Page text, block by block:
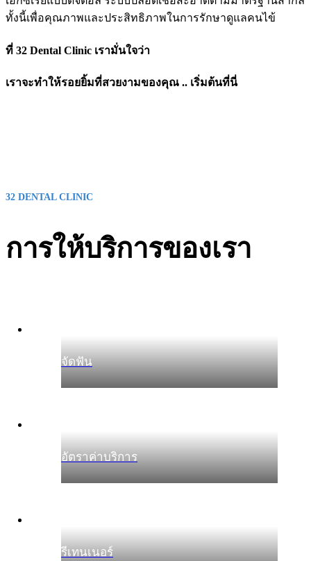
ทั้งนี้เพื่อคุณภาพและประสิทธิภาพในการรักษาดูแลคนไข้
ที่ 32 Dental Clinic เรามั่นใจว่า
เราจะทำให้รอยยิ้มที่สวยงามของคุณ .. เริ่มต้นที่นี่
32 DENTAL CLINIC
การให้บริการของเรา
จัดฟัน
อัตราค่าบริการ
รีเทนเนอร์